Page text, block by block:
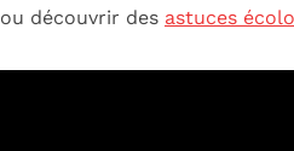
ou découvrir des astuces